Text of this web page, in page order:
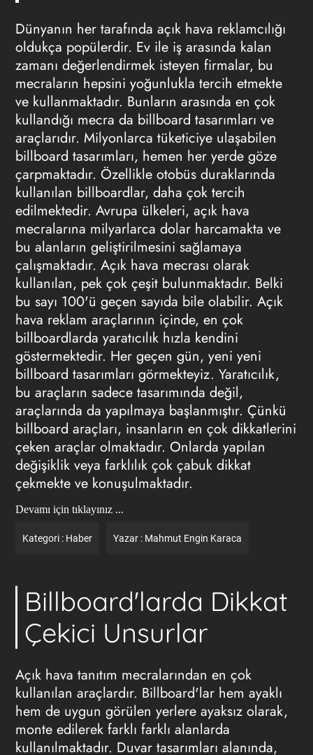
Dünyanın her tarafında açık hava reklamcılığı
oldukça popülerdir. Ev ile iş arasında kalan
zamanı değerlendirmek isteyen firmalar, bu
mecraların hepsini yoğunlukla tercih etmekte
ve kullanmaktadır. Bunların arasında en çok
kullandığı mecra da billboard tasarımları ve
araçlarıdır. Milyonlarca tüketiciye ulaşabilen
billboard tasarımları, hemen her yerde göze
çarpmaktadır. Özellikle otobüs duraklarında
kullanılan billboardlar, daha çok tercih
edilmektedir. Avrupa ülkeleri, açık hava
mecralarına milyarlarca dolar harcamakta ve
bu alanların geliştirilmesini sağlamaya
çalışmaktadır. Açık hava mecrası olarak
kullanılan, pek çok çeşit bulunmaktadır. Belki
bu sayı 100'ü geçen sayıda bile olabilir. Açık
hava reklam araçlarının içinde, en çok
billboardlarda yaratıcılık hızla kendini
göstermektedir. Her geçen gün, yeni yeni
billboard tasarımları görmekteyiz. Yaratıcılık,
bu araçların sadece tasarımında değil,
araçlarında da yapılmaya başlanmıştır. Çünkü
billboard araçları, insanların en çok dikkatlerini
çeken araçlar olmaktadır. Onlarda yapılan
değişiklik veya farklılık çok çabuk dikkat
çekmekte ve konuşulmaktadır.
Devamı için tıklayınız ...
Kategori : Haber Yazar : Mahmut Engin Karaca
Billboard'larda Dikkat
Çekici Unsurlar
Açık hava tanıtım mecralarından en çok
kullanılan araçlardır. Billboard'larhem ayaklı
hem de uygun görülen yerlere ayaksız olarak,
monte edilerek farklı farklı alanlarda
kullanılmaktadır. Duvar tasarımları alanında,